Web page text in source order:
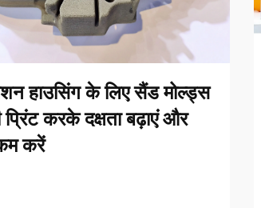
हाउसिंग के लिए सैंड मोल्ड्स
प्रिंट करके दक्षता बढ़ाएं और
करें